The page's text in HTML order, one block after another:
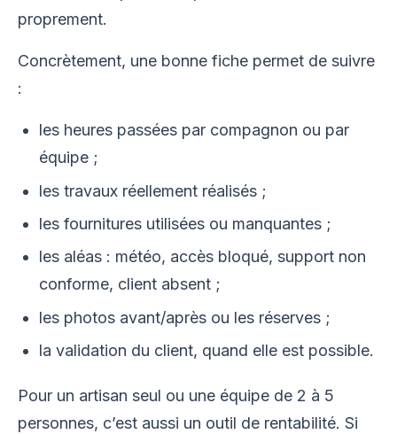
proprement.
Concrètement, une bonne fiche permet de suivre
:
les heures passées par compagnon ou par
équipe ;
les travaux réellement réalisés ;
les fournitures utilisées ou manquantes ;
les aléas : météo, accès bloqué, support non
conforme, client absent ;
les photos avant/après ou les réserves ;
la validation du client, quand elle est possible.
Pour un artisan seul ou une équipe de 2 à 5
personnes, c’est aussi un outil de rentabilité. Si